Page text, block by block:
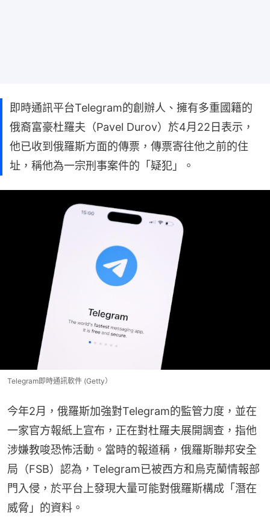
即時通訊平台Telegram的創辦人、擁有多重國籍的
俄裔富豪杜羅夫（Pavel Durov）於4月22日表示，
他已收到俄羅斯方面的傳票，傳票寄往他之前的住
址，稱他為一宗刑事案件的「疑犯」。
Telegram即時通訊軟件 (Getty）
今年2月，俄羅斯加強對Telegram的監管力度，並在
一家官方報紙上宣布，正在對杜羅夫展開調查，指他
涉嫌教唆恐怖活動。當時的報道稱，俄羅斯聯邦安全
局（FSB）認為，Telegram已被西方和烏克蘭情報部
門入侵，於平台上發現大量可能對俄羅斯構成「潛在
威脅」的資料。